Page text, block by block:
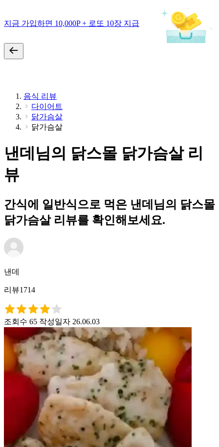
지금 가입하면 10,000P + 로또 10장 지급
음식 리뷰
다이어트
닭가슴살
닭가슴살
낸데님의 닭스몰 닭가슴살 리
뷰
간식에 일반식으로 먹은 낸데님의 닭스몰
닭가슴살 리뷰를 확인해보세요.
낸데
리뷰1714
조회수 65 작성일자 26.06.03